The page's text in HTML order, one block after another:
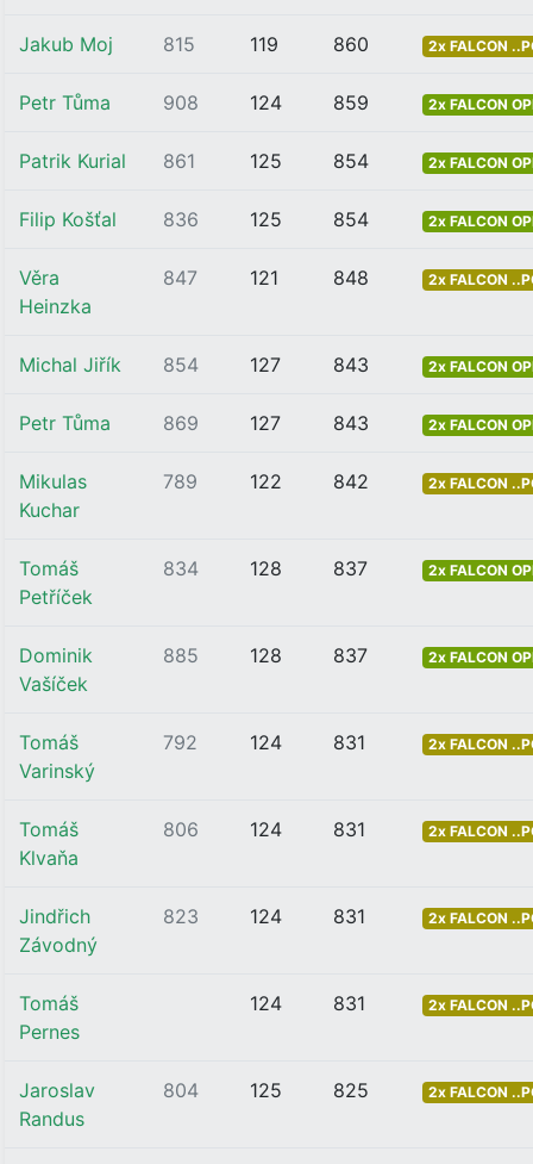
Jakub Moj 815 119 860 2x FALCON
Petr Tůma 908 124 859 2x FALCON
Patrik Kurial 861 125 854 2x FALCON
Filip Košťal 836 125 854 2x FALCON
Věra
Heinzka
847 121 848 2x FALCON
Michal Jiřík 854 127 843 2x FALCON
Petr Tůma 869 127 843 2x FALCON
Mikulas
Kuchar
789 122 842 2x FALCON
Tomáš
Petříček
834 128 837 2x FALCON
Dominik
Vašíček
885 128 837 2x FALCON
Tomáš
Varinský
792 124 831 2x FALCON
Tomáš
Klvaňa
806 124 831 2x FALCON
Jindřich
Závodný
823 124 831 2x FALCON
Tomáš
Pernes
124 831 2x FALCON
Jaroslav
Randus
804 125 825 2x FALCON